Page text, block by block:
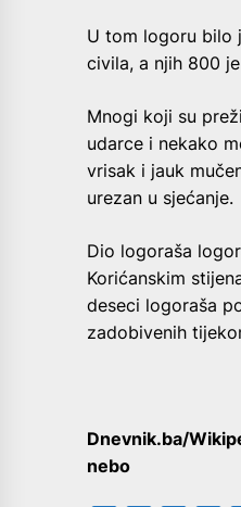
U tom logoru bilo
civila, a njih 800
Mnogi koji su
udarce i nekako
vrisak i jauk
urezan u sjećanje.
Dio logoraša
Korićanskim
deseci logoraša
zadobivenih
Dnevnik.ba/
nebo